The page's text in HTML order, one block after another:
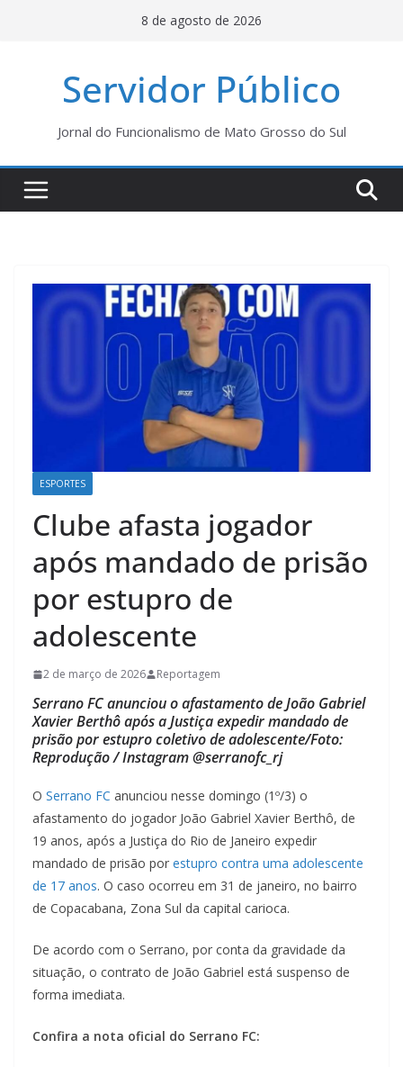
8 de agosto de 2026
Servidor Público
Jornal do Funcionalismo de Mato Grosso do Sul
ESPORTES
Clube afasta jogador
após mandado de prisão
por estupro de
adolescente
2 de março de 2026 Reportagem
Serrano FC anunciou o afastamento de João Gabriel
Xavier Berthô após a Justiça expedir mandado de
prisão por estupro coletivo de adolescente/Foto:
Reprodução / Instagram @serranofc_rj
O Serrano FC anunciou nesse domingo (1º/3) o
afastamento do jogador João Gabriel Xavier Berthô, de
19 anos, após a Justiça do Rio de Janeiro expedir
mandado de prisão por estupro contra uma adolescente
de 17 anos. O caso ocorreu em 31 de janeiro, no bairro
de Copacabana, Zona Sul da capital carioca.
De acordo com o Serrano, por conta da gravidade da
situação, o contrato de João Gabriel está suspenso de
forma imediata.
Confira a nota oficial do Serrano FC: